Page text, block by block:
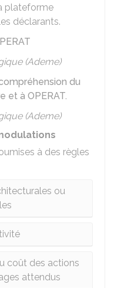
plateforme
déclarants.
(Ademe)
du
et à OPERAT.
(Ademe)
à des règles
ou
coût des actions
attendus